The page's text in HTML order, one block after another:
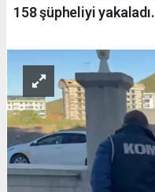
158 şüpheliyi yakaladı.